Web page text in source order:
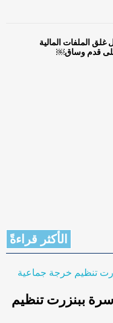
غلق الملفات المالية
على قدم وساق￼
الأكثر قراءةً
ببنزرت تنظيم